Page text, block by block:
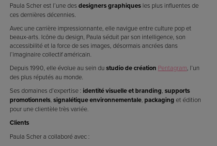
Paula Scher est l’une des designers graphiques les plus influentes de
ces dernières décennies.
Avec une carrière impressionnante, elle navigue entre culture pop et
beaux-arts. Icône du design, Paula séduit par son intelligence, son
accessibilité et la force de ses images, désormais ancrées dans
l’imaginaire collectif américain.
Depuis 1990, elle évolue au sein du studio de création Pentagram , l’un
des plus réputés au monde.
Ses domaines d’expertise : identité visuelle et branding supports
promotionnels signalétique environnementale packaging et édition
pour une clientèle très variée.
Clients
Paula Scher a collaboré avec :